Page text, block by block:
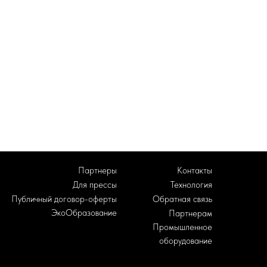
Контакты
Партнеры
Обратная связь
Технология
Для прессы
Публичный договор-оферты
Промышленное
оборудование
Партнерам
ЭкоОбразование